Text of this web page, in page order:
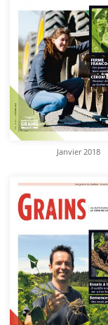
Janvier 2018